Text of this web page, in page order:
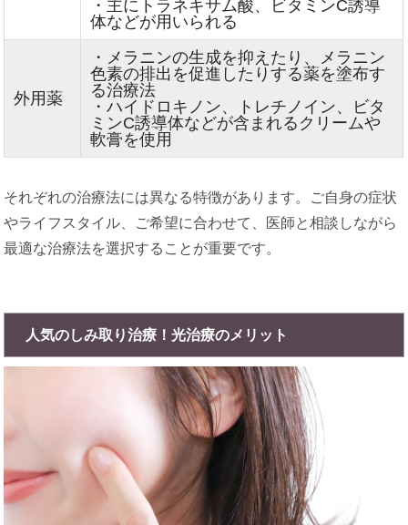
・主にトラネキサム酸、ビタミンC誘導
体などが用いられる
外用薬
・メラニンの生成を抑えたり、メラニン
色素の排出を促進したりする薬を塗布す
る治療法
・ハイドロキノン、トレチノイン、ビタ
ミンC誘導体などが含まれるクリームや
軟膏を使用
それぞれの治療法には異なる特徴があります。ご自身の症状
やライフスタイル、ご希望に合わせて、医師と相談しながら
最適な治療法を選択することが重要です。
人気のしみ取り治療！光治療のメリット